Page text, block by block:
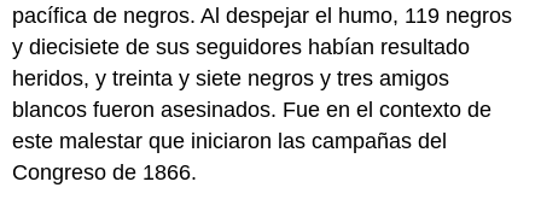
pacífica de negros. Al despejar el humo, 119 negros
y diecisiete de sus seguidores habían resultado
heridos, y treinta y siete negros y tres amigos
blancos fueron asesinados. Fue en el contexto de
este malestar que iniciaron las campañas del
Congreso de 1866.